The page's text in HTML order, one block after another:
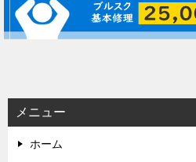
ゲ
ー
ンメニュー
ホーム